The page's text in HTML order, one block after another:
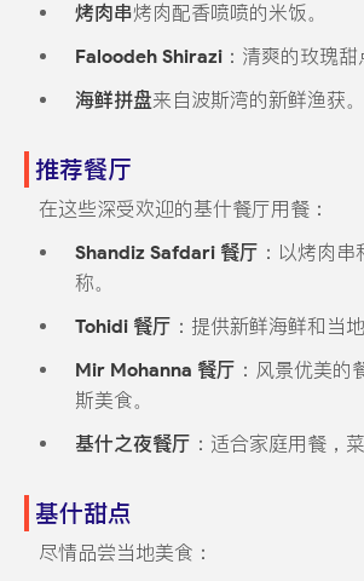
烤肉串烤肉配香喷喷的米饭。
Faloodeh Shirazi：清爽的玫瑰甜
海鲜拼盘来自波斯湾的新鲜渔获。
推荐餐厅
在这些深受欢迎的基什餐厅用餐：
Shandiz Safdari 餐厅 ：以烤肉
称。
Tohidi 餐厅 ：提供新鲜海鲜和当地
Mir Mohanna 餐厅 ：风景优美的
斯美食。
基什之夜餐厅 ：适合家庭用餐，
基什甜点
尽情品尝当地美食：